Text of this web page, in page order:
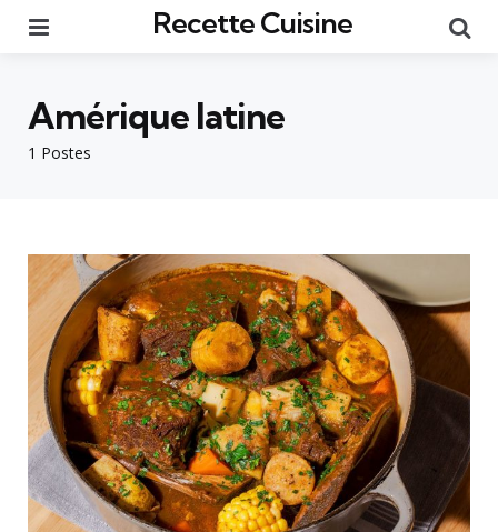
Recette Cuisine
1 Postes
Amérique latine